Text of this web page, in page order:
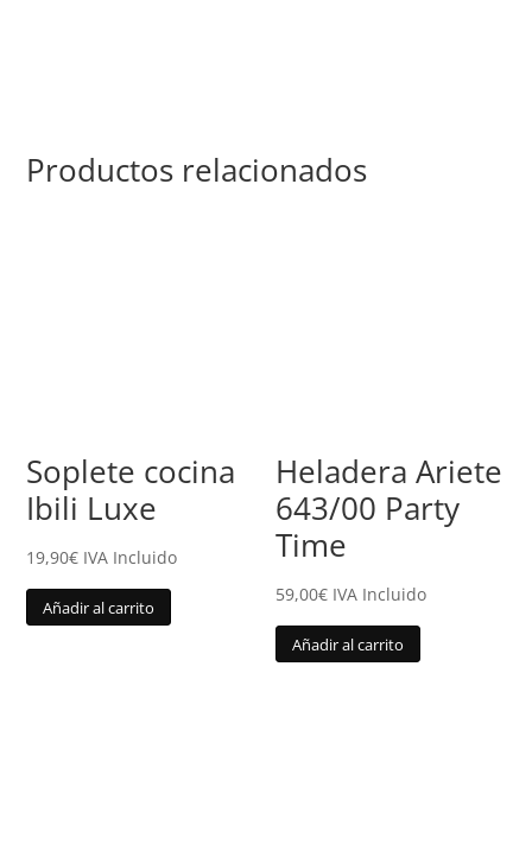
Productos relacionados
Soplete cocina
Ibili Luxe
19,90€ IVA Incluido
Añadir al carrito
Heladera Ariete
643/00 Party
Time
59,00€ IVA Incluido
Añadir al carrito